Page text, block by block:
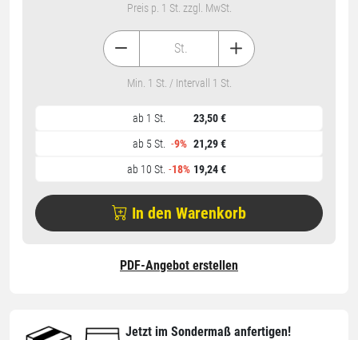
Jetzt im Sondermaß anfertigen!
Preis p. 1 St. zzgl. MwSt.
ab 1 St.
23,50 €
ab 5 St.
-9% 21,29 €
ab 10 St. -18% 19,24 €
St.
Min. 1 St. / Intervall 1 St.
In den Warenkorb
PDF-Angebot erstellen